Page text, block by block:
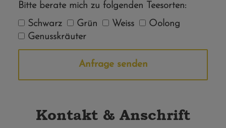
Bitte berate mich zu folgenden Teesorten:
Schwarz
Grün Weiss
Oolong
Genusskräuter
Anfrage senden
Kontakt & Anschrift